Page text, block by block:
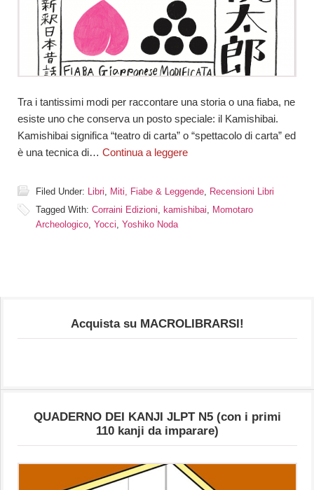
Tra i tantissimi modi per raccontare una storia o una fiaba, ne
esiste uno che conserva un posto speciale: il Kamishibai.
Kamishibai significa “teatro di carta” o “spettacolo di carta” ed
è una tecnica di… Continua a leggere
Filed Under: Libri Miti, Fiabe & Leggende Recensioni Libri
Tagged With: Corraini Edizioni kamishibai
Momotaro
Archeologico Yocci Yoshiko Noda
Acquista su MACROLIBRARSI!
QUADERNO DEI KANJI JLPT N5 (con i primi
110 kanji da imparare)